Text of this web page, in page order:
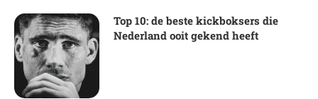
Top 10: de beste kickboksers die
Nederland ooit gekend heeft